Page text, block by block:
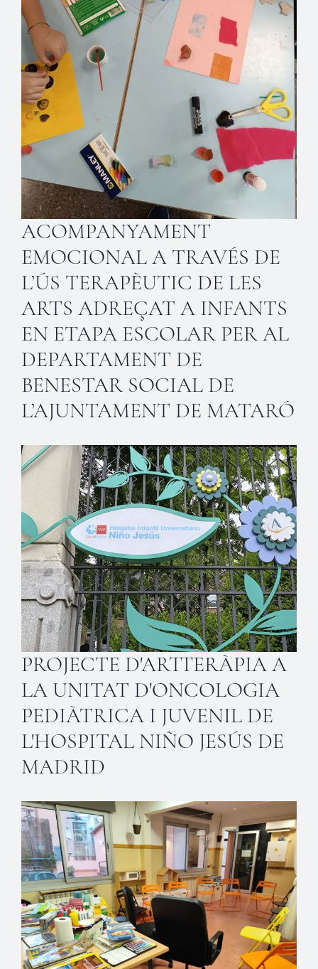
ACOMPANYAMENT
EMOCIONAL A TRAVÉS DE
L’ÚS TERAPÈUTIC DE LES
ARTS ADREÇAT A INFANTS
EN ETAPA ESCOLAR PER AL
DEPARTAMENT DE
BENESTAR SOCIAL DE
L’AJUNTAMENT DE MATARÓ
PROJECTE D'ARTTERÀPIA A
LA UNITAT D'ONCOLOGIA
PEDIÀTRICA I JUVENIL DE
L'HOSPITAL NIÑO JESÚS DE
MADRID